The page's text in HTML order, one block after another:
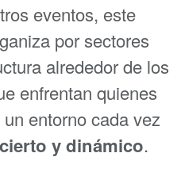
eventos, este
por sectores
alrededor de los
enfrentan quienes
entorno cada vez
y dinámico.